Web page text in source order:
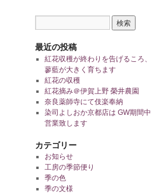
最近の投稿
紅花収穫が終わりを告げるころ、
蓼藍が大きく育ちます
紅花の収穫
紅花摘み＠伊賀上野 榮井農園
奈良薬師寺にて伎楽奉納
染司よしおか京都店は GW期間中
営業致します
カテゴリー
お知らせ
工房の季節便り
季の色
季の文様